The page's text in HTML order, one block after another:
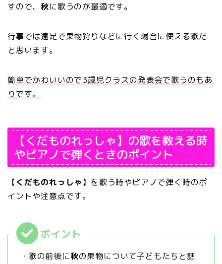
すので、 秋に歌うのが最適です。
行事では遠足で果物狩りなどに行く場合に使える歌だ
と思います。
簡単でかわいいので3歳児クラスの発表会で歌うのもあ
りです。
【くだものれっしゃ】の歌を教える時
やピアノで弾くときのポイント
【 くだものれっしゃ 】を歌う時やピアノで弾く時のポ
イントや注意点です。
・歌の前後に秋の果物について子どもたちと話